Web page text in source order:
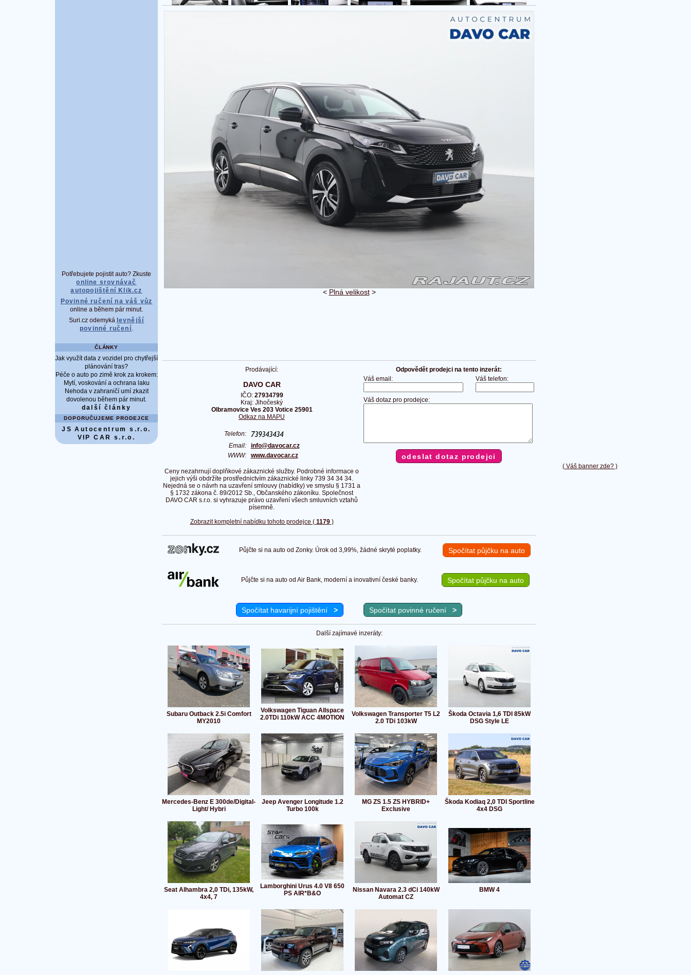
( Váš banner zde? )
Potřebujete pojistit auto? Zkuste
online srovnávač
autopojištění Klik.cz
Povinné ručení na váš vůz
online a během pár minut.
Suri.cz odemyká levnější
povinné ručení.
ČLÁNKY
Jak využít data z vozidel pro chytřejší
plánování tras?
Péče o auto po zimě krok za krokem:
Mytí, voskování a ochrana laku
Nehoda v zahraničí umí zkazit
dovolenou během pár minut.
další články
DOPORUČUJEME PRODEJCE
JS Autocentrum s.r.o.
VIP CAR s.r.o.
< Plná velikost>
Prodávající:
DAVO CAR
IČO: 27934799
Kraj: Jihočeský
Olbramovice Ves 203 Votice 25901
Odkaz na MAPU
Telefon:
Email: info@davocar.cz
WWW: www.davocar.cz
Ceny nezahrnují doplňkové zákaznické služby. Podrobné informace o
jejich výši obdržíte prostřednictvím zákaznické linky 739 34 34 34.
Nejedná se o návrh na uzavření smlouvy (nabídky) ve smyslu § 1731 a
§ 1732 zákona č. 89/2012 Sb., Občanského zákoníku. Společnost
DAVO CAR s.r.o. si vyhrazuje právo uzavření všech smluvních vztahů
písemně.
Zobrazit kompletní nabídku tohoto prodejce ( 1179)
Odpovědět prodejci na tento inzerát:
Váš email:
Váš telefon:
Váš dotaz pro prodejce:
Půjčte si na auto od Zonky. Úrok od 3,99%, žádné skryté poplatky. Spočítat půjčku na auto
Půjčte si na auto od Air Bank, moderní a inovativní české banky. Spočítat půjčku na auto
Spočítat havarijní pojištění > Spočítat povinné ručení >
Další zajímavé inzeráty:
Subaru Outback 2.5i Comfort
MY2010
Volkswagen Tiguan Allspace
2.0TDi 110kW ACC 4MOTION
Volkswagen Transporter T5 L2
2.0 TDi 103kW
Škoda Octavia 1,6 TDI 85kW
DSG Style LE
Mercedes-Benz E 300de/Digital-
Light/ Hybri
Jeep Avenger Longitude 1.2
Turbo 100k
MG ZS 1.5 ZS HYBRID+
Exclusive
Škoda Kodiaq 2,0 TDI Sportline
4x4 DSG
Seat Alhambra 2,0 TDi, 135kW,
4x4, 7
Lamborghini Urus 4.0 V8 650
PS AIR*B&O
Nissan Navara 2.3 dCi 140kW
Automat CZ
BMW 4